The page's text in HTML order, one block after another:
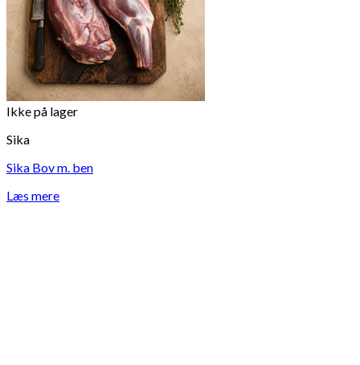
Ikke på lager
Sika
Sika Bov m. ben
Læs mere